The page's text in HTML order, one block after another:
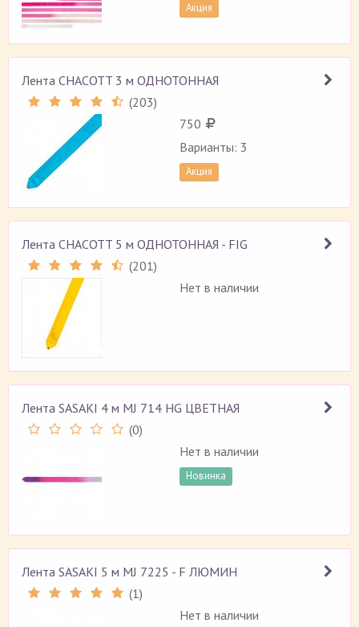
Акция
Лента CHACOTT 3 м ОДНОТОННАЯ
(203)
750
Варианты: 3
Акция
Лента CHACOTT 5 м ОДНОТОННАЯ - FIG
(201)
Нет в наличии
Лента SASAKI 4 м MJ 714 HG ЦВЕТНАЯ
(0)
Нет в наличии
Новинка
Лента SASAKI 5 м MJ 7225 - F ЛЮМИН
(1)
Нет в наличии